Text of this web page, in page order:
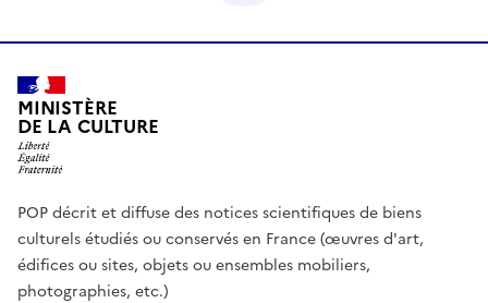
MINISTÈRE
DE LA CULTURE
POP décrit et diffuse des notices scientifiques de biens
culturels étudiés ou conservés en France (œuvres d'art,
édifices ou sites, objets ou ensembles mobiliers,
photographies, etc.)